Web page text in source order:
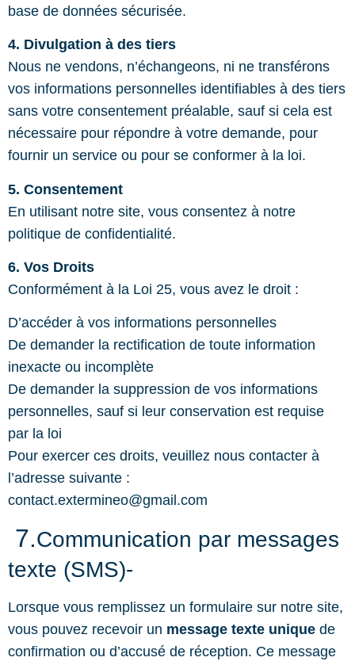
base de données sécurisée.
4. Divulgation à des tiers
Nous ne vendons, n’échangeons, ni ne transférons
vos informations personnelles identifiables à des tiers
sans votre consentement préalable, sauf si cela est
nécessaire pour répondre à votre demande, pour
fournir un service ou pour se conformer à la loi.
5. Consentement
En utilisant notre site, vous consentez à notre
politique de confidentialité.
6. Vos Droits
Conformément à la Loi 25, vous avez le droit :
D’accéder à vos informations personnelles
De demander la rectification de toute information
inexacte ou incomplète
De demander la suppression de vos informations
personnelles, sauf si leur conservation est requise
par la loi
Pour exercer ces droits, veuillez nous contacter à
l’adresse suivante :
contact.extermineo@gmail.com
7.Communication par messages
texte (SMS)-
Lorsque vous remplissez un formulaire sur notre site,
vous pouvez recevoir un message texte unique de
confirmation ou d’accusé de réception. Ce message